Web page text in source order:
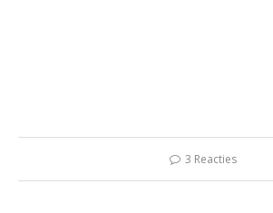
3 Reacties